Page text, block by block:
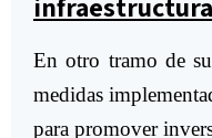
En otro tramo de
medidas
para promover